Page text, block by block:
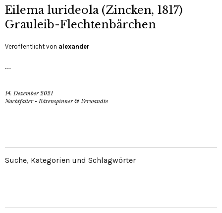
Eilema lurideola (Zincken, 1817)
Grauleib-Flechtenbärchen
Veröffentlicht von alexander
…
14. Dezember 2021
Nachtfalter - Bärenspinner & Verwandte
Suche, Kategorien und Schlagwörter